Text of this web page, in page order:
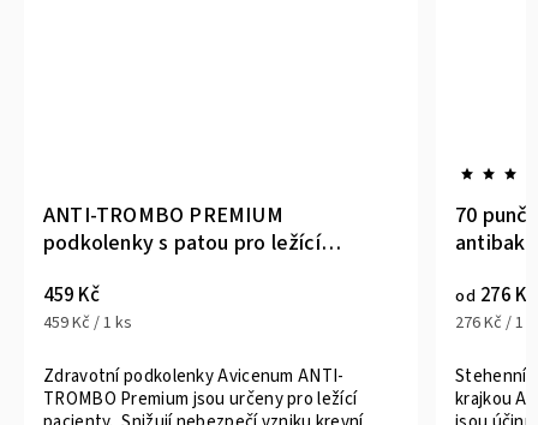
ANTI-TROMBO PREMIUM
podkolenky s patou pro ležící
459 Kč
459 Kč / 1 ks
Zdravotní podkolenky Avicenum ANTI-
TROMBO Premium jsou určeny pro ležící
70
od 276 Kč
276 Kč / 1
Stehenní
krajkou